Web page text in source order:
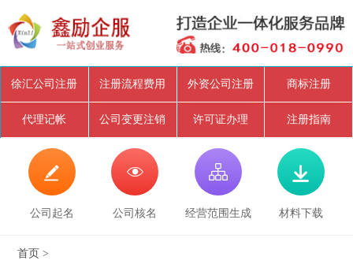
徐汇公司注册 注册流程费用 外资公司注册 商标注册
代理记帐 公司变更注销 许可证办理 注册指南

公司起名

公司核名

经营范围生成

材料下载
首页 >